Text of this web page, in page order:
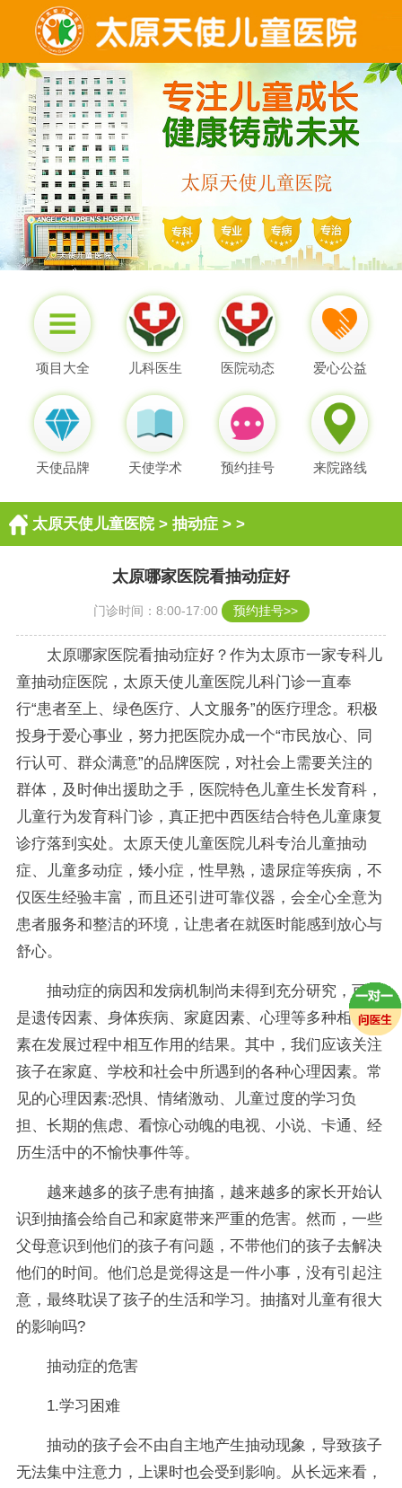
项目大全 儿科医生 医院动态 爱心公益
天使品牌 天使学术 预约挂号 来院路线
太原天使儿童医院> 抽动症> >
太原哪家医院看抽动症好
门诊时间：8:00-17:00 预约挂号>>
太原哪家医院看抽动症好？作为太原市一家专科儿
童抽动症医院，太原天使儿童医院儿科门诊一直奉
行“患者至上、绿色医疗、人文服务”的医疗理念。积极
投身于爱心事业，努力把医院办成一个“市民放心、同
行认可、群众满意”的品牌医院，对社会上需要关注的
群体，及时伸出援助之手，医院特色儿童生长发育科，
儿童行为发育科门诊，真正把中西医结合特色儿童康复
诊疗落到实处。太原天使儿童医院儿科专治儿童抽动
症、儿童多动症，矮小症，性早熟，遗尿症等疾病，不
仅医生经验丰富，而且还引进可靠仪器，会全心全意为
患者服务和整洁的环境，让患者在就医时能感到放心与
舒心。
抽动症的病因和发病机制尚未得到充分研究，可能
是遗传因素、身体疾病、家庭因素、心理等多种相关因
素在发展过程中相互作用的结果。其中，我们应该关注
孩子在家庭、学校和社会中所遇到的各种心理因素。常
见的心理因素:恐惧、情绪激动、儿童过度的学习负
担、长期的焦虑、看惊心动魄的电视、小说、卡通、经
历生活中的不愉快事件等。
越来越多的孩子患有抽搐，越来越多的家长开始认
识到抽搐会给自己和家庭带来严重的危害。然而，一些
父母意识到他们的孩子有问题，不带他们的孩子去解决
他们的时间。他们总是觉得这是一件小事，没有引起注
意，最终耽误了孩子的生活和学习。抽搐对儿童有很大
的影响吗?
抽动症的危害
1.学习困难
抽动的孩子会不由自主地产生抽动现象，导致孩子
无法集中注意力，上课时也会受到影响。从长远来看，